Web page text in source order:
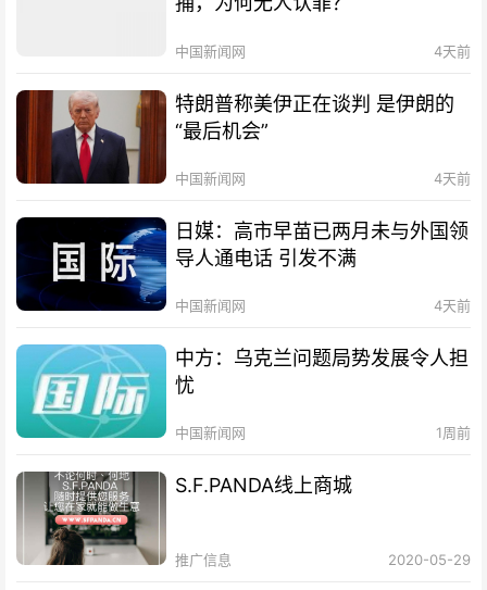
中国新闻网 4天前
特朗普称美伊正在谈判 是伊朗的
“最后机会”
中国新闻网 4天前
日媒：高市早苗已两月未与外国领
导人通电话 引发不满
中国新闻网 4天前
中方：乌克兰问题局势发展令人担
忧
中国新闻网 1周前
S.F.PANDA线上商城
推广信息 2020-05-29